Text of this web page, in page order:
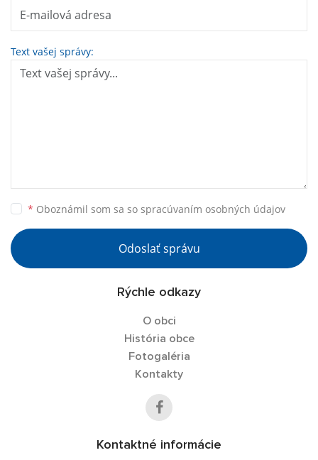
Text vašej správy:
* Oboznámil som sa so spracúvaním osobných údajov
Odoslať správu
Rýchle odkazy
O obci
História obce
Fotogaléria
Kontakty
Kontaktné informácie